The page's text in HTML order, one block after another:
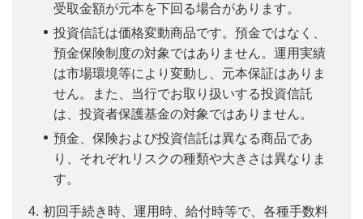
受取金額が元本を下回る場合があります。
投資信託は価格変動商品です。預金ではなく、
預金保険制度の対象ではありません。運用実績
は市場環境等により変動し、元本保証はありま
せん。また、当行でお取り扱いする投資信託
は、投資者保護基金の対象ではありません。
預金、保険および投資信託は異なる商品であ
り、それぞれリスクの種類や大きさは異なりま
す。
初回手続き時、運用時、給付時等で、各種手数料